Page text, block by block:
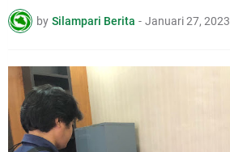
by Silampari Berita - Januari 27, 2023